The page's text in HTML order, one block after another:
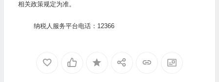
相关政策规定为准。
纳税人服务平台电话：12366